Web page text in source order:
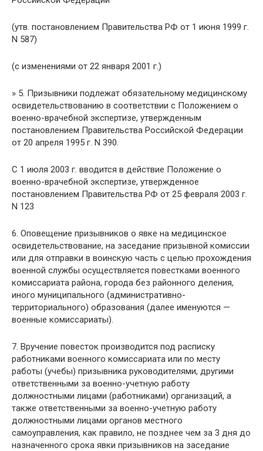
(утв. постановлением Правительства РФ от 1 июня 1999 г.
N 587)
(с изменениями от 22 января 2001 г.)
» 5. Призывники подлежат обязательному медицинскому
освидетельствованию в соответствии с Положением о
военно-врачебной экспертизе, утвержденным
постановлением Правительства Российской Федерации
от 20 апреля 1995 г. N 390.
С 1 июля 2003 г. вводится в действие Положение о
военно-врачебной экспертизе, утвержденное
постановлением Правительства РФ от 25 февраля 2003 г.
N 123
6. Оповещение призывников о явке на медицинское
освидетельствование, на заседание призывной комиссии
или для отправки в воинскую часть с целью прохождения
военной службы осуществляется повестками военного
комиссариата района, города без районного деления,
иного муниципального (административно-
территориального) образования (далее именуются —
военные комиссариаты).
7. Вручение повесток производится под расписку
работниками военного комиссариата или по месту
работы (учебы) призывника руководителями, другими
ответственными за военно-учетную работу
должностными лицами (работниками) организаций, а
также ответственными за военно-учетную работу
должностными лицами органов местного
самоуправления, как правило, не позднее чем за 3 дня до
назначенного срока явки призывников на заседание